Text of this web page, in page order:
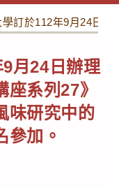
學訂於112年9月24日
月24日辦理
系列27》
味研究中的
參加。